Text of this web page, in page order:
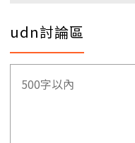
udn討論區